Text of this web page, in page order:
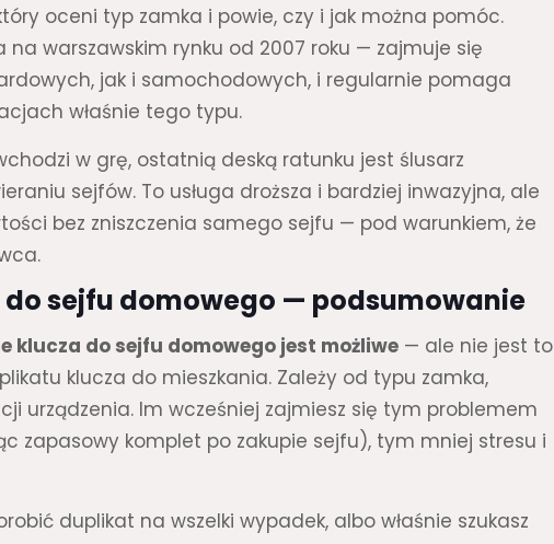
oceni typ zamka i powie, czy i jak można pomóc.
na warszawskim rynku od 2007 roku — zajmuje się
jak i samochodowych, i regularnie pomaga
właśnie tego typu.
w grę, ostatnią deską ratunku jest ślusarz
sejfów. To usługa droższa i bardziej inwazyjna, ale
bez zniszczenia samego sejfu — pod warunkiem, że
do sejfu domowego — podsumowanie
klucza do sejfu domowego jest możliwe — ale nie jest to
klucza do mieszkania. Zależy od typu zamka,
urządzenia. Im wcześniej zajmiesz się tym problemem
zapasowy komplet po zakupie sejfu), tym mniej stresu i
duplikat na wszelki wypadek, albo właśnie szukasz